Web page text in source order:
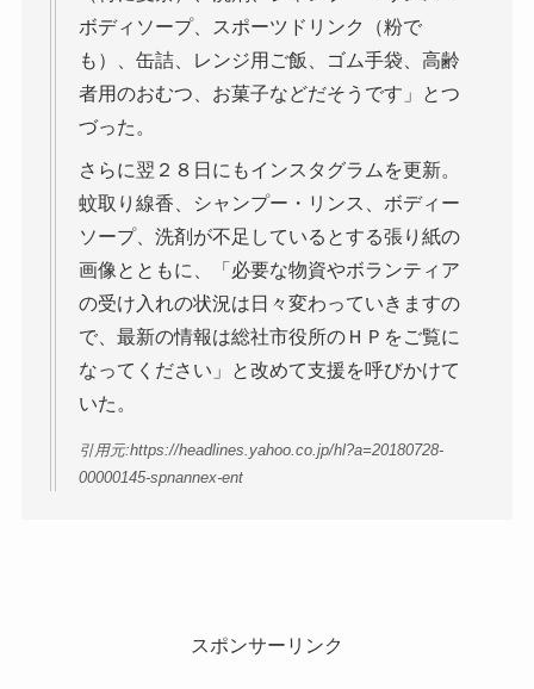
ボディソープ、スポーツドリンク（粉で
も）、缶詰、レンジ用ご飯、ゴム手袋、高齢
者用のおむつ、お菓子などだそうです」とつ
づった。
さらに翌２８日にもインスタグラムを更新。
蚊取り線香、シャンプー・リンス、ボディー
ソープ、洗剤が不足しているとする張り紙の
画像とともに、「必要な物資やボランティア
の受け入れの状況は日々変わっていきますの
で、最新の情報は総社市役所のＨＰをご覧に
なってください」と改めて支援を呼びかけて
いた。
引用元:https://headlines.yahoo.co.jp/hl?a=20180728-
00000145-spnannex-ent
スポンサーリンク